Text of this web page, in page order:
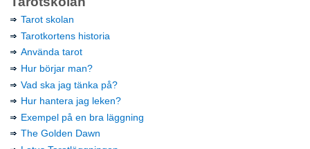
Tarot skolan
Tarotkortens historia
Använda tarot
Hur börjar man?
Vad ska jag tänka på?
Hur hantera jag leken?
Exempel på en bra läggning
The Golden Dawn